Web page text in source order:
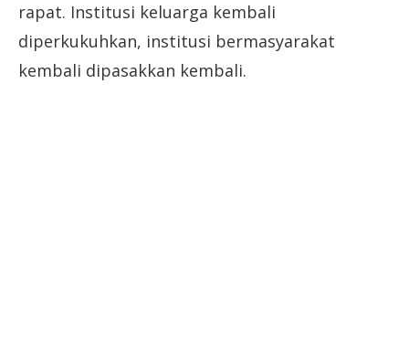
rapat. Institusi keluarga kembali
diperkukuhkan, institusi bermasyarakat
kembali dipasakkan kembali.